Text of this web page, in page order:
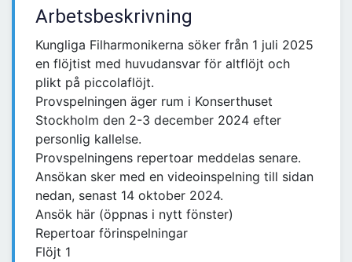
Arbetsbeskrivning
Kungliga Filharmonikerna söker från 1 juli 2025
en flöjtist med huvudansvar för altflöjt och
plikt på piccolaflöjt.
Provspelningen äger rum i Konserthuset
Stockholm den 2-3 december 2024 efter
personlig kallelse.
Provspelningens repertoar meddelas senare.
Ansökan sker med en videoinspelning till sidan
nedan, senast 14 oktober 2024.
Ansök här (öppnas i nytt fönster)
Repertoar förinspelningar
Flöjt 1